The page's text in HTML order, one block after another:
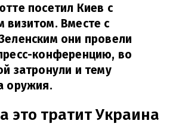
посетил Киев с
визитом. Вместе с
они провели
конференцию, во
затронули и тему
оружия.
это тратит Украина